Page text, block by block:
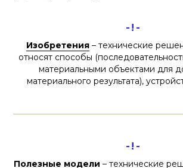
-!-
Изобретения– технические
относят способы
материальными объектами для
материального результата),
-!-
Полезные модели – технические